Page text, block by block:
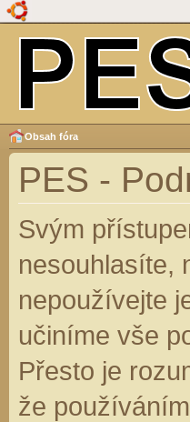
Obsah fóra
PES -
Svým
nesouhlasíte,
nepoužívejte
učiníme vše
Přesto je
že